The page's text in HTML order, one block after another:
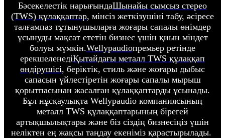
Бәсекелестік нарығындаШынайы сымсыз стерео
(TWS) құлаққаптар, мінсіз жеткізушіні табу, әсіресе
талғампаз тұтынушыларға жоғары сапалы өнімдер
ұсынуды мақсат ететін бизнес үшін қиын міндет
болуы мүмкін.Wellypaudioпремьер ретінде
ерекшеленедіҚытайдағы металл TWS құлаққап
өндірушісі, беріктік, стиль және жоғары дыбыс
сапасын үйлестіретін жоғары сапалы мырыш
қорытпасынан жасалған құлаққаптарды ұсынады.
Бұл нұсқаулықта Wellypaudio компаниясының
металл TWS құлаққаптарының бірегей
артықшылықтары және біз сіздің бизнесіңіз үшін
неліктен ең жақсы таңдау екеніміз қарастырылады.